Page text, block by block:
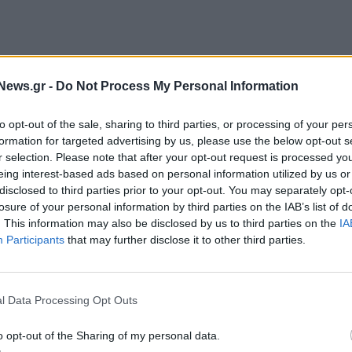
- Do Not Process My Personal Information
opt-out of the sale, sharing to third parties, or processing of your
for targeted advertising by us, please use the below opt-out
selection. Please note that after your opt-out request is processed
interest-based ads based on personal information utilized by us
to third parties prior to your opt-out. You may separately
of your personal information by third parties on the IAB’s list of
This information may also be disclosed by us to third parties on the
Participants that may further disclose it to other third parties.
Data Processing Opt Outs
opt-out of the Sharing of my personal data.
παραγωγής ενέργειας και υπέγραψε για το
Lavochkin Association.
είναι να παρέχει ενέργεια για το σεληνιακό
ρομποτικά οχήματα (rovers), ένα αστεροσκοπείο
Σεληνιακό Ερευνητικό Σταθμό.
δημιουργία ενός μόνιμου λειτουργικού
από τις μεμονωμένες αποστολές, σε ένα
ανακοίνωσε η Roscosmos.